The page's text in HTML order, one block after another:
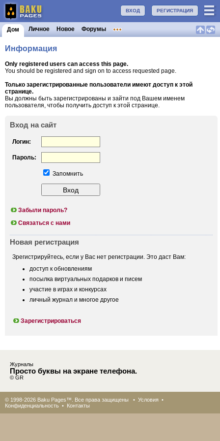
РЕГИСТРАЦИЯ
ВХОД
Дом Личное Новое Форумы
Информация
Only registered users can access this page.
You should be registered and sign on to access requested page.
Только зарегистрированные пользователи имеют доступ к этой
странице.
Вы должны быть зарегистрированы и зайти под Вашем именем
пользователя, чтобы получить доступ к этой странице.
Вход на сайт
Логин:
Пароль:
Запомнить
Забыли пароль?
Связаться с нами
Новая регистрация
Зрегистрируйтесь, если у Вас нет регистрации. Это даст Вам:
доступ к обновлениям
посылка виртуальных подарков и писем
участие в играх и конкурсах
личный журнал и многое другое
Зарегистрироваться
Журналы
Просто буквы на экране телефона.
© GR
© 1998-2026 Baku Pages™. Все права защищены • Условия •
Конфиденциальность • Контакты